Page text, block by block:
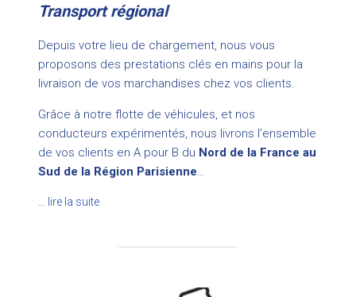
Transport régional
Depuis votre lieu de chargement, nous vous
proposons des prestations clés en mains pour la
livraison de vos marchandises chez vos clients.
Grâce à notre flotte de véhicules, et nos
conducteurs expérimentés, nous livrons l’ensemble
de vos clients en A pour B du Nord de la France au
Sud de la Région Parisienne…
… lire la suite